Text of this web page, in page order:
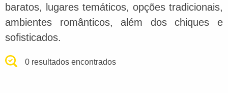
baratos, lugares temáticos, opções tradicionais,
ambientes românticos, além dos chiques e
sofisticados.
0 resultados encontrados